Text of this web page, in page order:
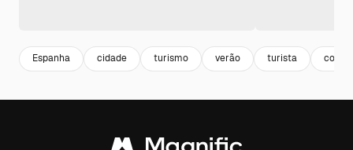
Espanha cidade turismo verão turista